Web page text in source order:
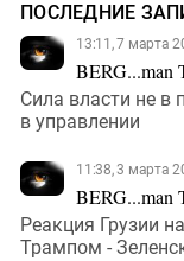
ПОСЛЕДНИЕ
13:11, 7 марта
BERG...man
Сила власти не в
в управлении
11:38, 3 марта
BERG...man
Реакция Грузии
Трампом -